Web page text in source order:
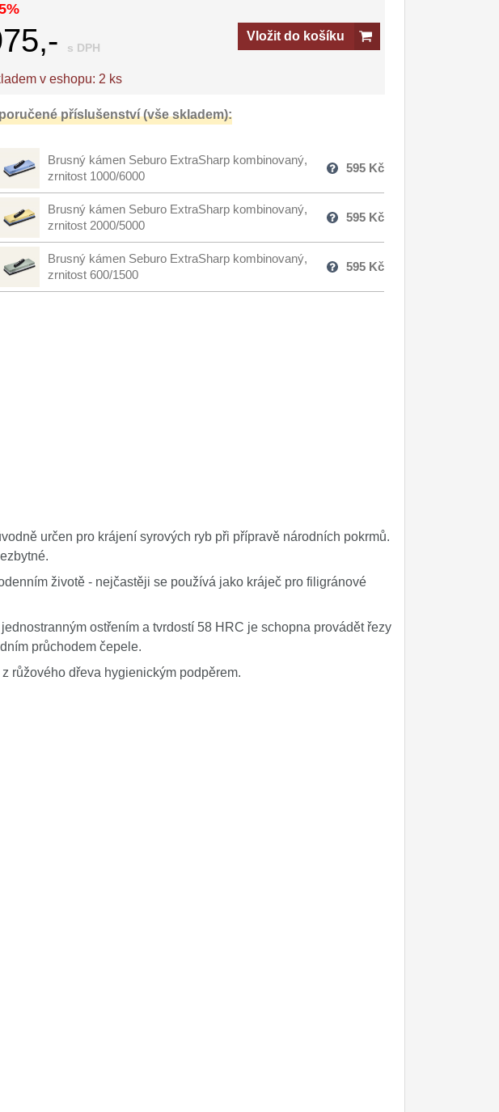
s DPH
Vložit do košíku
v eshopu: 2 ks
příslušenství (vše skladem):
Brusný kámen Seburo ExtraSharp kombinovaný,
zrnitost 1000/6000
595 Kč
Brusný kámen Seburo ExtraSharp kombinovaný,
zrnitost 2000/5000
595 Kč
Brusný kámen Seburo ExtraSharp kombinovaný,
zrnitost 600/1500
595 Kč
určen pro krájení syrových ryb při přípravě národních pokrmů.
životě - nejčastěji se používá jako kráječ pro filigránové
ostřením a tvrdostí 58 HRC je schopna provádět řezy
průchodem čepele.
růžového dřeva hygienickým podpěrem.